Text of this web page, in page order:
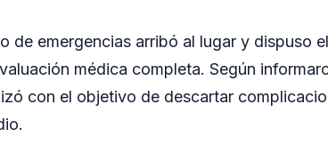
de emergencias arribó al lugar y dispuso
médica completa. Según
con el objetivo de descartar